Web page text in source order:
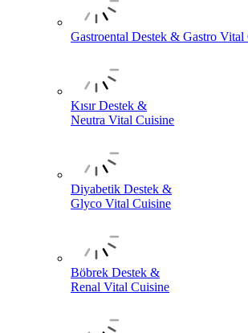
Gastroental Destek & Gastro Vital
Kısır Destek &
Neutra Vital Cuisine
Diyabetik Destek &
Glyco Vital Cuisine
Böbrek Destek &
Renal Vital Cuisine